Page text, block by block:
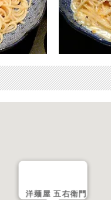
洋麺屋 五右衛門